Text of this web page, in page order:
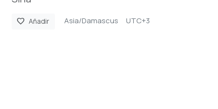
favorite Añadir Asia/Damascus UTC+3